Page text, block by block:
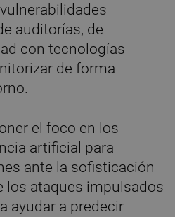
auditorías, de
con tecnologías
de forma
el foco en los
artificial para
ante la sofisticación
los ataques impulsados
ayudar a predecir